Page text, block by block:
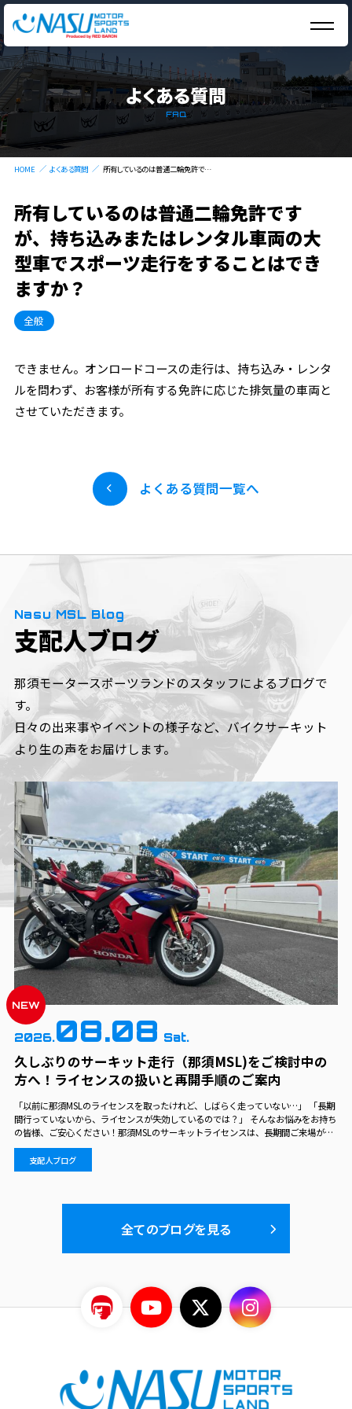
よくある質問
FAQ
HOME よくある質問 所有しているのは普通二輪免許ですが、持ち込みまたはレンタル車両の大型車でスポーツ走行をすることはできますか？
所有しているのは普通二輪免許です
が、持ち込みまたはレンタル車両の大
型車でスポーツ走行をすることはでき
ますか？
全般
できません。オンロードコースの走行は、持ち込み・レンタ
ルを問わず、お客様が所有する免許に応じた排気量の車両と
させていただきます。
よくある質問一覧へ
Nasu MSL Blog
支配人ブログ
那須モータースポーツランドのスタッフによるブログで
す。
日々の出来事やイベントの様子など、 バイクサーキット
より生の声をお届けします。
NEW
2026.08.08 Sat.
久しぶりのサーキット走行（那須MSL)をご検討中の
方へ！ライセンスの扱いと再開手順のご案内
「以前に那須MSLのライセンスを取ったけれど、しばらく走っていない…」 「長期
間行っていないから、ライセンスが失効しているのでは？」 そんなお悩みをお持ち
の皆様、ご安心ください！那須MSLのサーキットライセンスは、長期間ご来場がな
くても失効することはありません。 走行を再開される際の受付手順について、会員
区分ごと…
支配人ブログ
全てのブログを見る